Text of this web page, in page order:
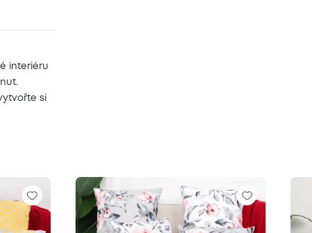
interiéru
si